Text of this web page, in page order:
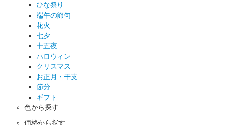
ひな祭り
端午の節句
花火
七夕
十五夜
ハロウィン
クリスマス
お正月・干支
節分
ギフト
色から探す
価格から探す